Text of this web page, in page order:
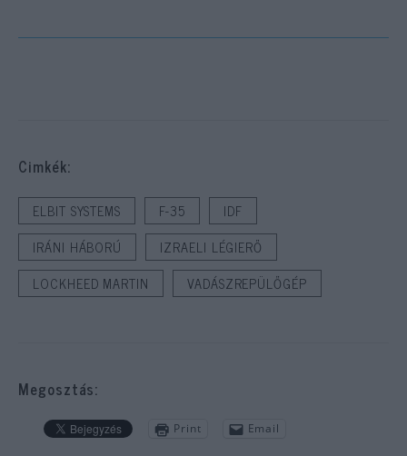
Cimkék:
ELBIT SYSTEMS F-35
IDF
IRÁNI HÁBORÚ
IZRAELI LÉGIERŐ
LOCKHEED MARTIN
VADÁSZREPÜLŐGÉP
Megosztás:
Print Email